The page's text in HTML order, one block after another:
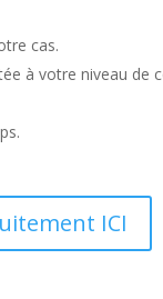
cas.
à votre niveau de
ICI